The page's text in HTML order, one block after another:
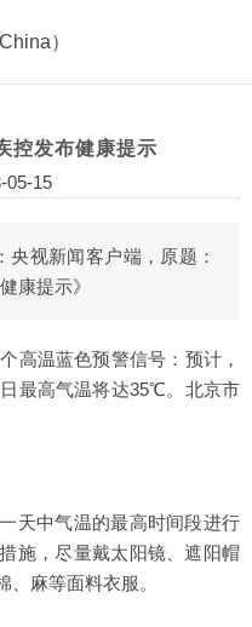
）
控发布健康提示
05-15
视新闻客户端，原题：
康提示》
高温蓝色预警信号：预计，
最高气温将达35℃。北京市
天中气温的最高时间段进行
施，尽量戴太阳镜、遮阳帽
麻等面料衣服。